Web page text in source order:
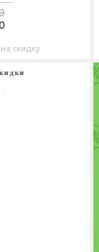
скидку